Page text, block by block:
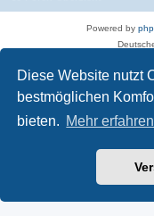
Diese Website nutzt
bestmöglichen
bieten. Mehr erfahren
Powered by